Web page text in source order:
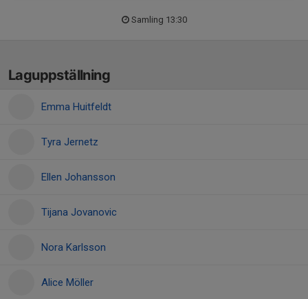
Samling 13:30
Laguppställning
Emma Huitfeldt
Tyra Jernetz
Ellen Johansson
Tijana Jovanovic
Nora Karlsson
Alice Möller